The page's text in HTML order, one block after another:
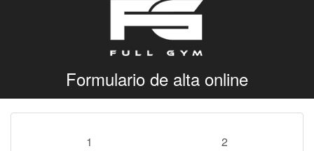
Formulario de alta online
1 2